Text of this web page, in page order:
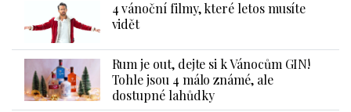
4 vánoční filmy, které letos musíte
vidět
Rum je out, dejte si k Vánocům GIN!
Tohle jsou 4 málo známé, ale
dostupné lahůdky